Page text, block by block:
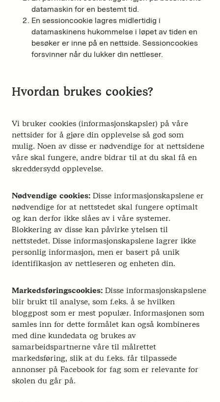
datamaskin for en bestemt tid.
En sessioncookie lagres midlertidig i
datamaskinens hukommelse i løpet av tiden en
besøker er inne på en nettside. Sessioncookies
forsvinner når du lukker din nettleser.
Hvordan brukes cookies?
Vi bruker cookies (informasjonskapsler) på våre
nettsider for å gjøre din opplevelse så god som
mulig. Noen av disse er nødvendige for at nettsidene
våre skal fungere, andre bidrar til at du skal få en
skreddersydd opplevelse.
Nødvendige cookies: Disse informasjonskapslene er
nødvendige for at nettstedet skal fungere optimalt
og kan derfor ikke slåes av i våre systemer.
Blokkering av disse kan påvirke ytelsen til
nettstedet. Disse informasjonskapslene lagrer ikke
personlig informasjon, men er basert på unik
identifikasjon av nettleseren og enheten din.
Markedsføringscookies: Disse informasjonskapslene
blir brukt til analyse, som f.eks. å se hvilken
bloggpost som er mest populær. Informasjonen som
samles inn for dette formålet kan også kombineres
med dine kundedata og brukes av
samarbeidspartnerne våre til målrettet
markedsføring, slik at du f.eks. får tilpassede
annonser på Facebook for fag som er relevante for
skolen du går på.